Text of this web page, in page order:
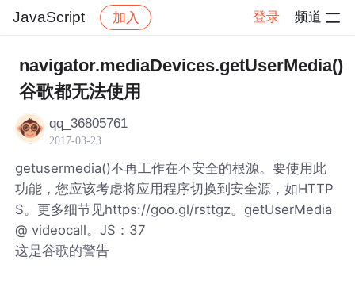
JavaScript 加入 登录 频道
JavaScript 帖子详情
navigator.mediaDevices.getUserMedia()
谷歌都无法使用
qq_36805761
2017-03-23
getusermedia()不再工作在不安全的根源。要使用此
功能，您应该考虑将应用程序切换到安全源，如HTTP
S。更多细节见https://goo.gl/rsttgz。getUserMedia
@ videocall。JS：37
这是谷歌的警告